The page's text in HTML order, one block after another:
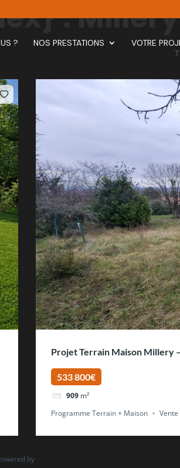
? NOS PRESTATIONS VOTRE
:Millery
Projet Terrain Maison Millery
533 800€
909 m²
Programme Terrain + Maison
Vente
by